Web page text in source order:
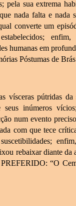
pela sua extrema
nada falta e nada
converte um
enfim,
humanas em
Póstumas de Brás
vísceras pútridas da
seus inúmeros
num evento
com que tece
rebaixar diante da
“O